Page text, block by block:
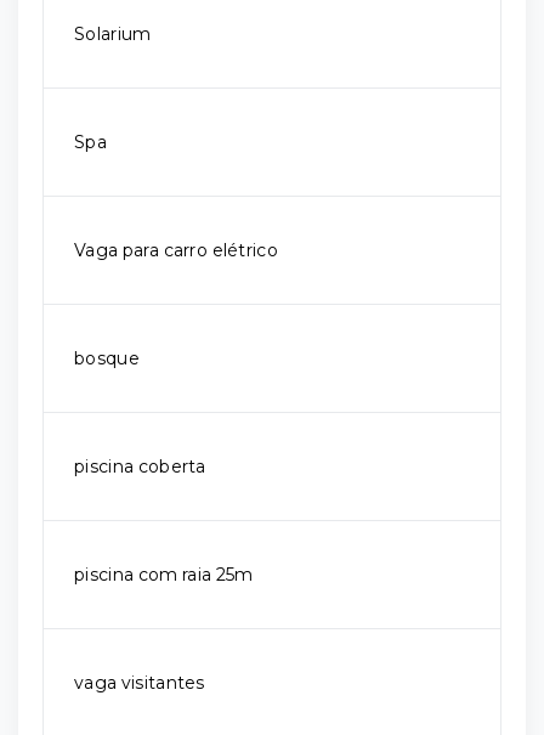
Solarium
Spa
Vaga para carro elétrico
bosque
piscina coberta
piscina com raia 25m
vaga visitantes